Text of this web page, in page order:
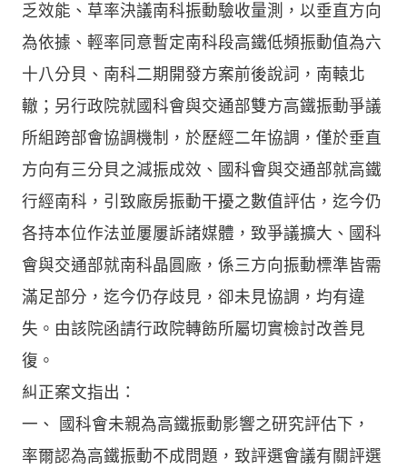
乏效能、草率決議南科振動驗收量測，以垂直方向
為依據、輕率同意暫定南科段高鐵低頻振動值為六
十八分貝、南科二期開發方案前後說詞，南轅北
轍；另行政院就國科會與交通部雙方高鐵振動爭議
所組跨部會協調機制，於歷經二年協調，僅於垂直
方向有三分貝之減振成效、國科會與交通部就高鐵
行經南科，引致廠房振動干擾之數值評估，迄今仍
各持本位作法並屢屢訴諸媒體，致爭議擴大、國科
會與交通部就南科晶圓廠，係三方向振動標準皆需
滿足部分，迄今仍存歧見，卻未見協調，均有違
失。由該院函請行政院轉飭所屬切實檢討改善見
復。
糾正案文指出：
一、 國科會未親為高鐵振動影響之研究評估下，
率爾認為高鐵振動不成問題，致評選會議有關評選